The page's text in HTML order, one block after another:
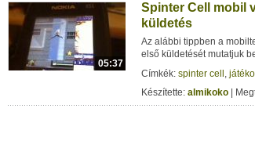
05:37
Spinter Cell mobil
küldetés
Az alábbi tippben a
első küldetését mutatjuk
Címkék: spinter cell ,
Készítette: almikoko |